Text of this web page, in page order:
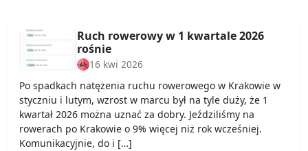
Ruch rowerowy w 1 kwartale 2026
rośnie
16 kwi 2026
Po spadkach natężenia ruchu rowerowego w Krakowie w
styczniu i lutym, wzrost w marcu był na tyle duży, że 1
kwartał 2026 można uznać za dobry. Jeździliśmy na
rowerach po Krakowie o 9% więcej niż rok wcześniej.
Komunikacyjnie, do i […]